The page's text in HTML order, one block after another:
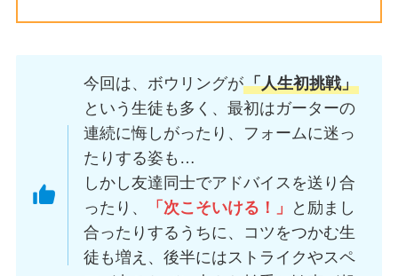
今回は、ボウリングが「人生初挑戦」
という生徒も多く、最初はガーターの
連続に悔しがったり、フォームに迷っ
たりする姿も…
しかし友達同士でアドバイスを送り合
ったり、
「次こそいける！」
と励まし
合ったりするうちに、コツをつかむ生
徒も増え、後半にはストライクやスペ